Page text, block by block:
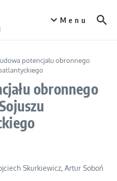
Menu
potencjału obronnego
obronnego
Skurkiewicz, Artur Soboń